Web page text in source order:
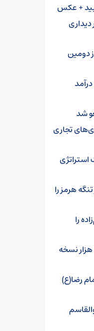
+ عکس
دومین
شد
تجاری
استراتژی
هرمز را
را
چاپ چهل‌ونهم «تن‌تن و سندباد» از مرز ۲۰۰ هزار نسخه
رضا(ع)